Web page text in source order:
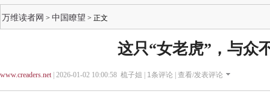
万维读者网 > 中国瞭望 > 正文
这只“女老虎”，与众
www.creaders.net| 2026-01-02 10:00:58 梳子姐 | 1条评论 | 查看/发表评论